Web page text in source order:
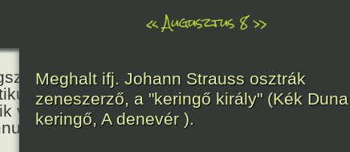
«Augusztus 8»
Kölcsey Ferenc költő,
akadémikus, a reformkor
vezéregyénisége, a nemzeti
költője.
236
Meghalt ifj. Johann Strauss osztrák
zeneszerző, a "keringő király" (Kék Duna
keringő, A denevér ).